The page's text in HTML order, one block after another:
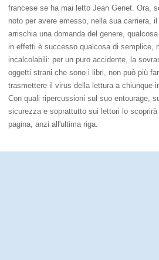
francese se ha mai letto Jean Genet. Ora,
noto per avere emesso, nella sua carriera,
arrischia una domanda del genere,
in effetti è successo qualcosa di semplice,
incalcolabili: per un puro accidente, la
oggetti strani che sono i libri, non può più
trasmettere il virus della lettura a chiunque
Con quali ripercussioni sul suo entourage,
sicurezza e soprattutto sui lettori lo
pagina, anzi all'ultima riga.